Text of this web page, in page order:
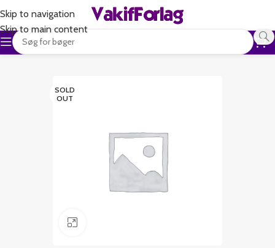
Skip to navigation
Skip to main content
SOLD
OUT